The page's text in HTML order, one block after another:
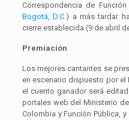
Correspondencia de
Bogotá, D.C.) a más tardar
cierre establecida (9 de abril
Premiación
Los mejores cantantes se
en escenario dispuesto por el
el cuento ganador será
portales web del Ministerio
Colombia y Función Pública,